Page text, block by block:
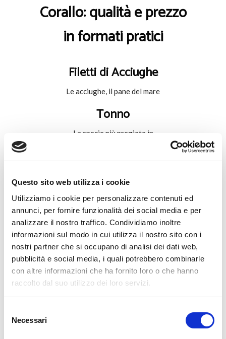
Questo sito web utilizza i cookie
Utilizziamo i cookie per personalizzare contenuti ed
annunci, per fornire funzionalità dei social media e per
analizzare il nostro traffico. Condividiamo inoltre
informazioni sul modo in cui utilizza il nostro sito con i
nostri partner che si occupano di analisi dei dati web,
pubblicità e social media, i quali potrebbero combinarle
con altre informazioni che ha fornito loro o che hanno
raccolto dal suo utilizzo dei loro servizi.
delNecessari
Corallo: qualità e prezzo
in formati pratici
Filetti di Acciughe
Le acciughe, il pane del mare
Tonno
La specie più pregiata in
Sardine, Alacce e Sgombro
Il cibo del lupo di mare
Prodotti in evidenza